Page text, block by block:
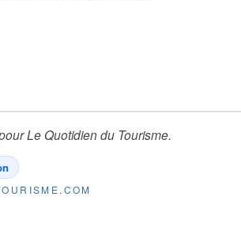
Le Quotidien du Tourisme.